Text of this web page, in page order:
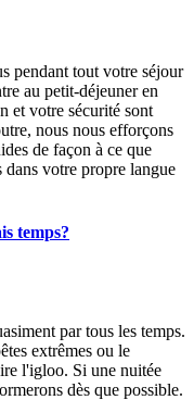
pendant tout votre séjour
au petit-déjeuner en
et votre sécurité sont
nous nous efforçons
de façon à ce que
votre propre langue
temps?
par tous les temps.
extrêmes ou le
l'igloo. Si une nuitée
dès que possible.